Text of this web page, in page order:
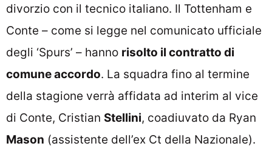
divorzio con il tecnico italiano. Il Tottenham e
Conte – come si legge nel comunicato ufficiale
degli ‘Spurs’ – hanno risolto il contratto di
comune accordo. La squadra fino al termine
della stagione verrà affidata ad interim al vice
di Conte, Cristian Stellini, coadiuvato da Ryan
Mason (assistente dell’ex Ct della Nazionale).